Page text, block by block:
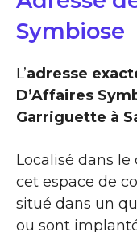
Symbiose
L’adresse
D’Affaires
Garriguette à
Localisé dans
cet espace de
situé dans un
ou sont